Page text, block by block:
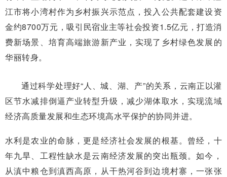
江市将小湾村作为乡村振兴示范点，投入公共配套建设资
金约8700万元，吸引民宿业主等社会投资1.5亿元，打造消
费新场景、培育高端旅游新产业，实现了乡村绿色发展的
华丽转身。
通过科学处理好“人、城、湖、产”的关系，云南正以灌
区节水减排倒逼产业转型升级，减少湖体取水，实现流域
经济高质量发展和生态环境高水平保护的协同并进。
水利是农业的命脉，更是经济社会发展的根基。曾经，十
年九旱、工程性缺水是云南经济发展的突出瓶颈。如今，
从滇中粮仓到滇西高原，从干热河谷到边境村寨，一张张